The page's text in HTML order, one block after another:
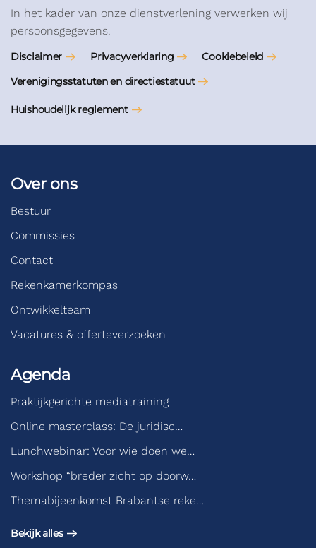
In het kader van onze dienstverlening verwerken wij
persoonsgegevens.
Disclaimer Privacyverklaring
Cookiebeleid
Verenigingsstatuten en directiestatuut
Huishoudelijk reglement
Over ons
Bestuur
Commissies
Contact
Rekenkamerkompas
Ontwikkelteam
Vacatures & offerteverzoeken
Agenda
Praktijkgerichte mediatraining
Online masterclass: De juridisc…
Lunchwebinar: Voor wie doen we…
Workshop “breder zicht op doorw…
Themabijeenkomst Brabantse reke…
Bekijk alles